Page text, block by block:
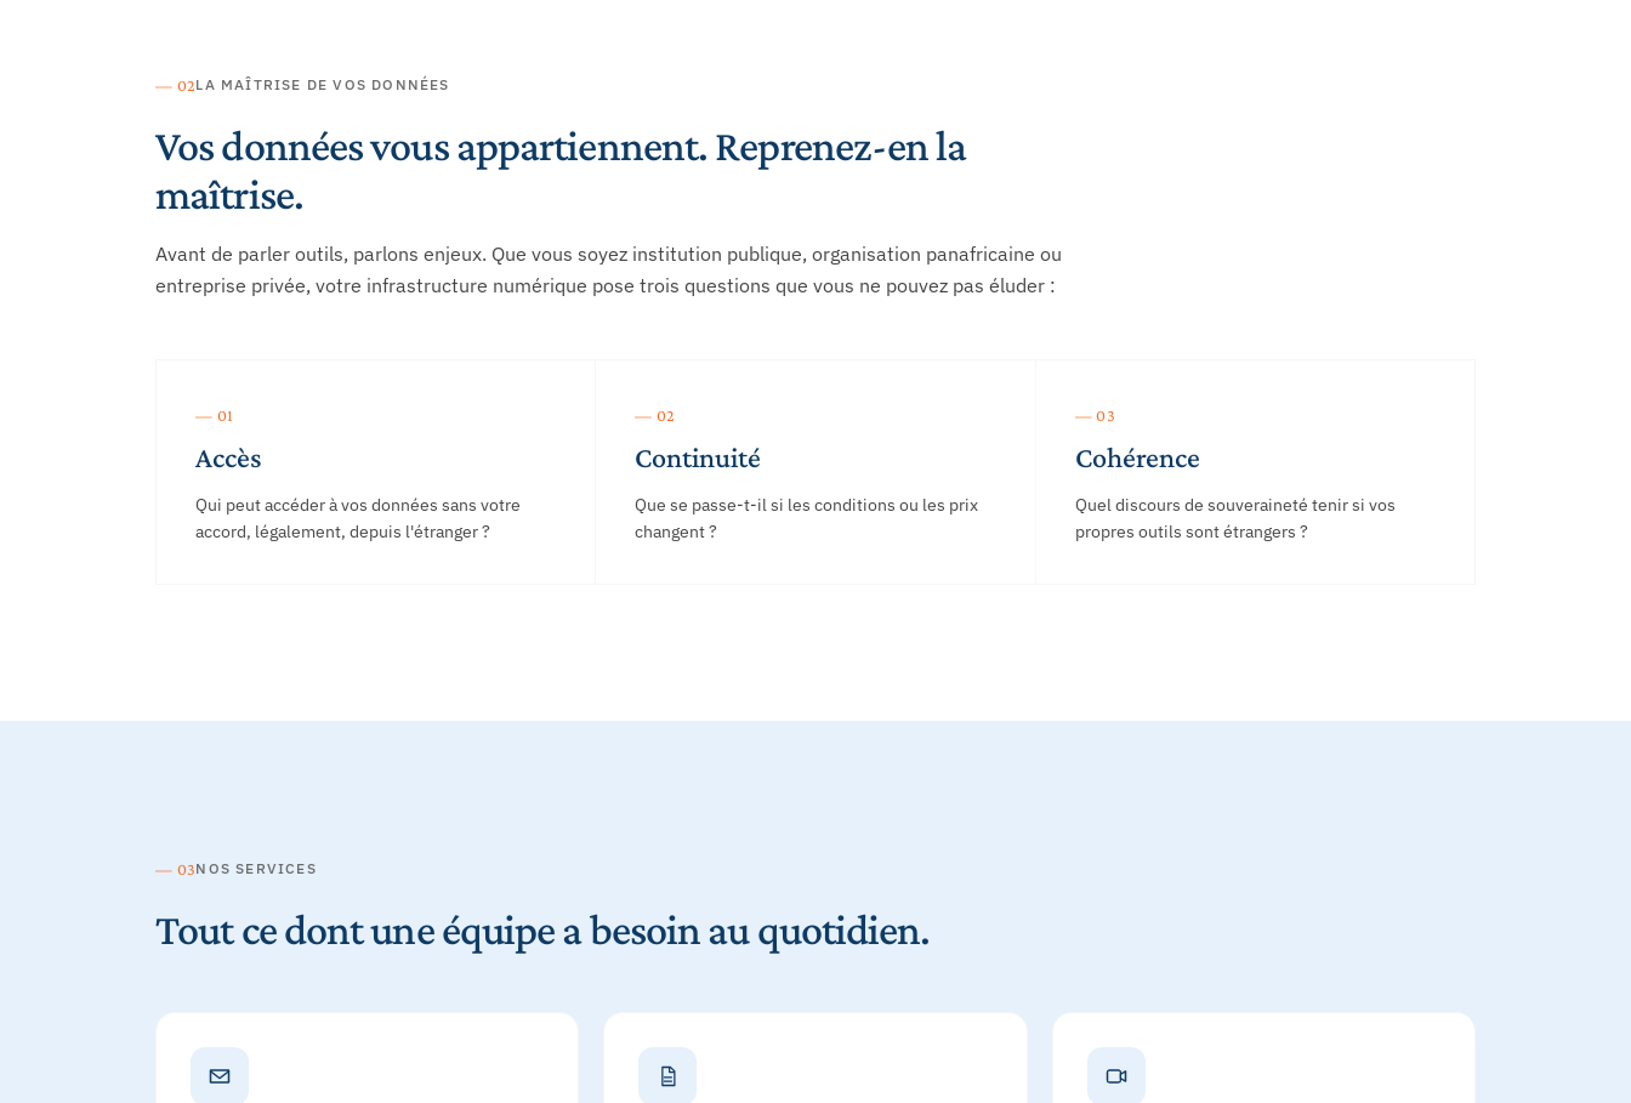
— 02LA MAÎTRISE DE VOS DONNÉES
Vos données vous appartiennent. Reprenez-en la
maîtrise.
Avant de parler outils, parlons enjeux. Que vous soyez institution publique, organisation panafricaine ou
entreprise privée, votre infrastructure numérique pose trois questions que vous ne pouvez pas éluder :
— 01
Accès
Qui peut accéder à vos données sans votre
accord, légalement, depuis l'étranger ?
— 02
Continuité
Que se passe-t-il si les conditions ou les prix
changent ?
— 03
Cohérence
Quel discours de souveraineté tenir si vos
propres outils sont étrangers ?
— 03NOS SERVICES
Tout ce dont une équipe a besoin au quotidien.